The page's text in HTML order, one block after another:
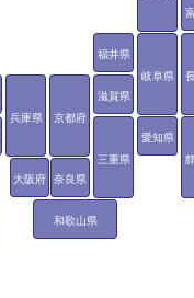
福井県
岐阜県
愛知県
三重県
滋賀県
京都府
大阪府
兵庫県
奈良県
和歌山県